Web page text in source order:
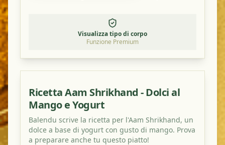
Visualizza tipo di corpo
Funzione Premium
Ricetta Aam Shrikhand - Dolci al
Mango e Yogurt
Balendu scrive la ricetta per l'Aam Shrikhand, un
dolce a base di yogurt con gusto di mango. Prova
a preparare anche tu questo piatto!